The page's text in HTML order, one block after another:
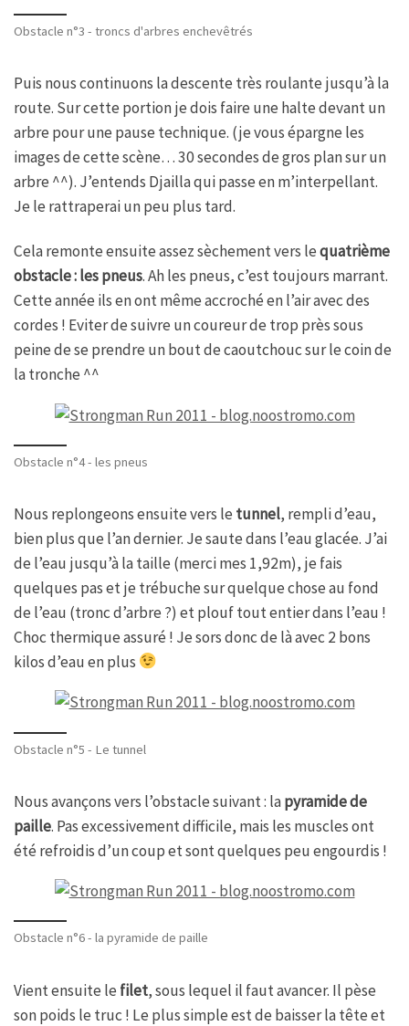
Obstacle n°3 - troncs d'arbres enchevêtrés
Puis nous continuons la descente très roulante jusqu’à la
route. Sur cette portion je dois faire une halte devant un
arbre pour une pause technique. (je vous épargne les
images de cette scène… 30 secondes de gros plan sur un
arbre ^^). J’entends Djailla qui passe en m’interpellant.
Je le rattraperai un peu plus tard.
Cela remonte ensuite assez sèchement vers lequatrième
obstacle : les pneus. Ah les pneus, c’est toujours marrant.
Cette année ils en ont même accroché en l’air avec des
cordes ! Eviter de suivre un coureur de trop près sous
peine de se prendre un bout de caoutchouc sur le coin de
la tronche ^^
Obstacle n°4 - les pneus
Nous replongeons ensuite vers letunnel, rempli d’eau,
bien plus que l’an dernier. Je saute dans l’eau glacée. J’ai
de l’eau jusqu’à la taille (merci mes 1,92m), je fais
quelques pas et je trébuche sur quelque chose au fond
de l’eau (tronc d’arbre ?) et plouf tout entier dans l’eau !
Choc thermique assuré ! Je sors donc de là avec 2 bons
kilos d’eau en plus
Obstacle n°5 - Le tunnel
Nous avançons vers l’obstacle suivant : lapyramide de
paille. Pas excessivement difficile, mais les muscles ont
été refroidis d’un coup et sont quelques peu engourdis !
Obstacle n°6 - la pyramide de paille
Vient ensuite lefilet, sous lequel il faut avancer. Il pèse
son poids le truc ! Le plus simple est de baisser la tête et